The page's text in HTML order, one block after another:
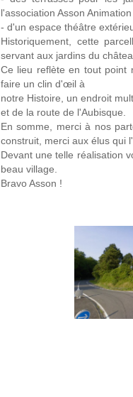
l'association Asson Animation
- d'un espace théâtre
Historiquement, cette
servant aux jardins du
Ce lieu reflète en tout point
faire un clin d'œil à
notre Histoire, un endroit
et de la route de l'Aubisque.
En somme, merci à nos
construit, merci aux élus qui
Devant une telle réalisation
beau village.
Bravo Asson !